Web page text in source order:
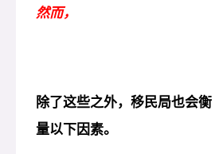
然而，
除了这些之外，移民局也会衡
量以下因素。